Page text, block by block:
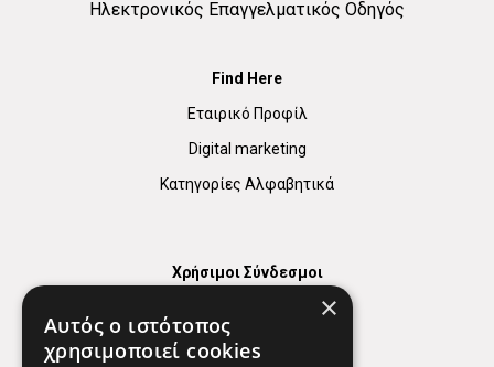
Ηλεκτρονικός Επαγγελματικός Οδηγός
Find Here
Εταιρικό Προφίλ
Digital marketing
Κατηγορίες Αλφαβητικά
Χρήσιμοι Σύνδεσμοι
Χρήσιμα Τηλέφωνα
×
Αυτός ο ιστότοπος
χρησιμοποιεί cookies